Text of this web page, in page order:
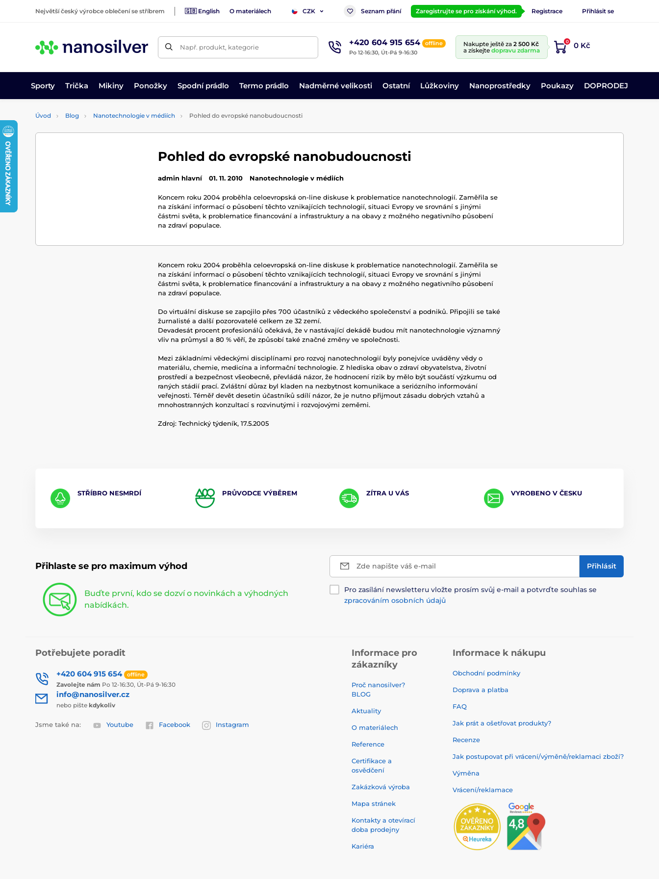
Největší český výrobce oblečení se stříbrem 🇬🇧 English O materiálech CZK Seznam přání Zaregistrujte se pro získání výhod. Registrace Přihlásit se
Např. produkt, kategorie +420 604 915 654
offline
Po 12-16:30, Út-Pá 9-16:30
Nakupte ještě za 2 500 Kč
a získejte dopravu zdarma
0 0 Kč
Sporty Trička Mikiny Ponožky Spodní prádlo Termo prádlo Nadměrné velikosti Ostatní Lůžkoviny Nanoprostředky Poukazy DOPRODEJ
Úvod Blog Nanotechnologie v médiích Pohled do evropské nanobudoucnosti
Pohled do evropské nanobudoucnosti
admin hlavní 01. 11. 2010 Nanotechnologie v médiích
Koncem roku 2004 proběhla celoevropská on-line diskuse k problematice nanotechnologií. Zaměřila se
na získání informací o působení těchto vznikajících technologií, situaci Evropy ve srovnání s jinými
částmi světa, k problematice financování a infrastruktury a na obavy z možného negativního působení
na zdraví populace.
Koncem roku 2004 proběhla celoevropská on-line diskuse k problematice nanotechnologií. Zaměřila se
na získání informací o působení těchto vznikajících technologií, situaci Evropy ve srovnání s jinými
částmi světa, k problematice financování a infrastruktury a na obavy z možného negativního působení
na zdraví populace.
Do virtuální diskuse se zapojilo přes 700 účastníků z vědeckého společenství a podniků. Připojili se také
žurnalisté a další pozorovatelé celkem ze 32 zemí.
Devadesát procent profesionálů očekává, že v nastávající dekádě budou mít nanotechnologie významný
vliv na průmysl a 80 % věří, že způsobí také značné změny ve společnosti.
Mezi základními vědeckými disciplínami pro rozvoj nanotechnologií byly ponejvíce uváděny vědy o
materiálu, chemie, medicína a informační technologie. Z hlediska obav o zdraví obyvatelstva, životní
prostředí a bezpečnost všeobecně, převládá názor, že hodnocení rizik by mělo být součástí výzkumu od
raných stádií prací. Zvláštní důraz byl kladen na nezbytnost komunikace a seriózního informování
veřejnosti. Téměř devět desetin účastníků sdílí názor, že je nutno přijmout zásadu dobrých vztahů a
mnohostranných konzultací s rozvinutými i rozvojovými zeměmi.
Zdroj: Technický týdeník, 17.5.2005
STŘÍBRO NESMRDÍ PRŮVODCE VÝBĚREM ZÍTRA U VÁS VYROBENO V ČESKU
Přihlaste se pro maximum výhod
Buďte první, kdo se dozví o novinkách a výhodných
nabídkách.
Zde napište váš e-mail Přihlásit
Pro zasílání newsletteru vložte prosím svůj e-mail a potvrďte souhlas se
zpracováním osobních údajů
Potřebujete poradit
+420 604 915 654 offline
Zavolejte nám Po 12-16:30, Út-Pá 9-16:30
info@nanosilver.cz
nebo pište kdykoliv
Jsme také na: Youtube Facebook Instagram
Informace pro
zákazníky
Proč nanosilver?
BLOG
Aktuality
O materiálech
Reference
Certifikace a
osvědčení
Zakázková výroba
Mapa stránek
Kontakty a otevírací
doba prodejny
Kariéra
Informace k nákupu
Obchodní podmínky
Doprava a platba
FAQ
Jak prát a ošetřovat produkty?
Recenze
Jak postupovat při vrácení/výměně/reklamaci zboží?
Výměna
Vrácení/reklamace